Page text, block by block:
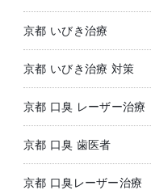
京都 いびき治療
京都 いびき治療 対策
京都 口臭 レーザー治療
京都 口臭 歯医者
京都 口臭レーザー治療